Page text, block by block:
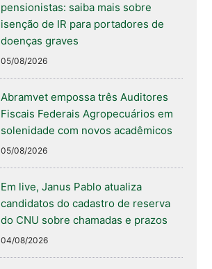
pensionistas: saiba mais sobre
isenção de IR para portadores de
doenças graves
05/08/2026
Abramvet empossa três Auditores
Fiscais Federais Agropecuários em
solenidade com novos acadêmicos
05/08/2026
Em live, Janus Pablo atualiza
candidatos do cadastro de reserva
do CNU sobre chamadas e prazos
04/08/2026